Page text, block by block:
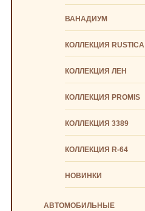
ВАНАДИУМ
КОЛЛЕКЦИЯ RUSTICA
КОЛЛЕКЦИЯ ЛЕН
КОЛЛЕКЦИЯ PROMIS
КОЛЛЕКЦИЯ 3389
КОЛЛЕКЦИЯ R-64
НОВИНКИ
АВТОМОБИЛЬНЫЕ